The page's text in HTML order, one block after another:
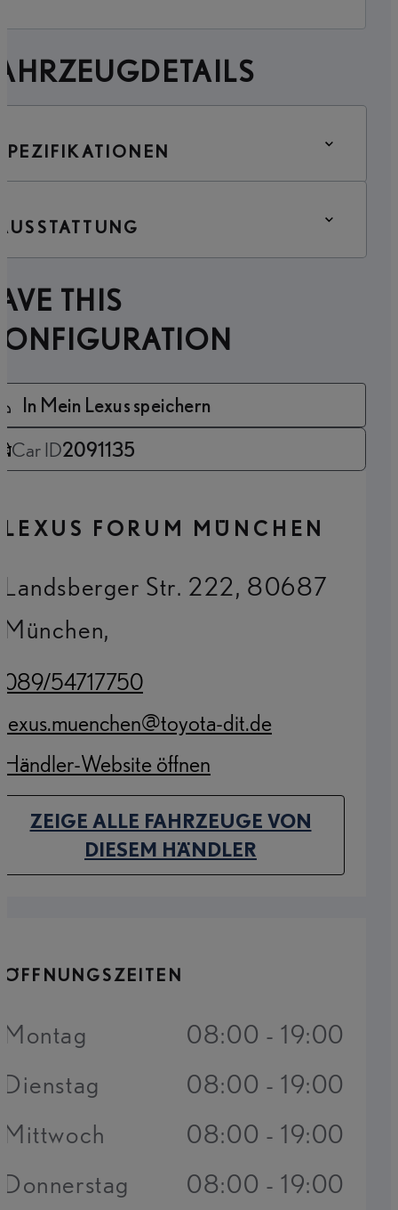
THIS
In Mein Lexus speichern
Car ID2091135
LEXUS FORUM MÜNCHEN
Landsberger Str. 222, 80687
München,
089/54717750
(Opens in new tab)
lexus.muenchen@toyota-dit.de
(Opens in new tab)
Händler-Website öffnen
(Opens in new tab)
ZEIGE ALLE FAHRZEUGE VON
DIESEM HÄNDLER(OPENS IN NEW TAB)
ÖFFNUNGSZEITEN
Montag
08:00 - 19:00
Dienstag
08:00 - 19:00
Mittwoch
08:00 - 19:00
Donnerstag
08:00 - 19:00